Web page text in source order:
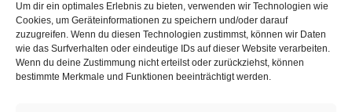
Um dir ein optimales Erlebnis zu bieten, verwenden wir Technologien wie
Cookies, um Geräteinformationen zu speichern und/oder darauf
zuzugreifen. Wenn du diesen Technologien zustimmst, können wir Daten
wie das Surfverhalten oder eindeutige IDs auf dieser Website verarbeiten.
Wenn du deine Zustimmung nicht erteilst oder zurückziehst, können
bestimmte Merkmale und Funktionen beeinträchtigt werden.
Datenschutz
Kontakt